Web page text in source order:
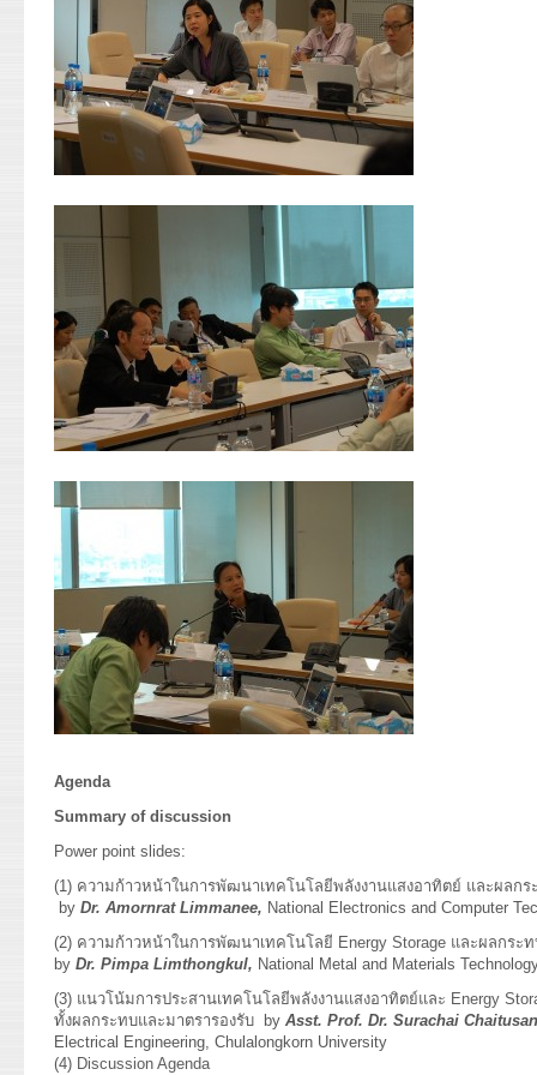
Agenda
Summary of discussion
Power point slides:
(1) ความก้าวหน้าในการพัฒนาเทคโนโลยีพลังงานแสงอาทิตย์ และผลก
by Dr. Amornrat Limmanee, National Electronics and Computer
(2) ความก้าวหน้าในการพัฒนาเทคโนโลยี Energy Storage และผลกระ
by Dr. Pimpa Limthongkul, National Metal and Materials
(3) แนวโน้มการประสานเทคโนโลยีพลังงานแสงอาทิตย์และ Energy
ทั้งผลกระทบและมาตรารองรับ by Asst. Prof. Dr. Surachai
Electrical Engineering, Chulalongkorn University
(4) Discussion Agenda